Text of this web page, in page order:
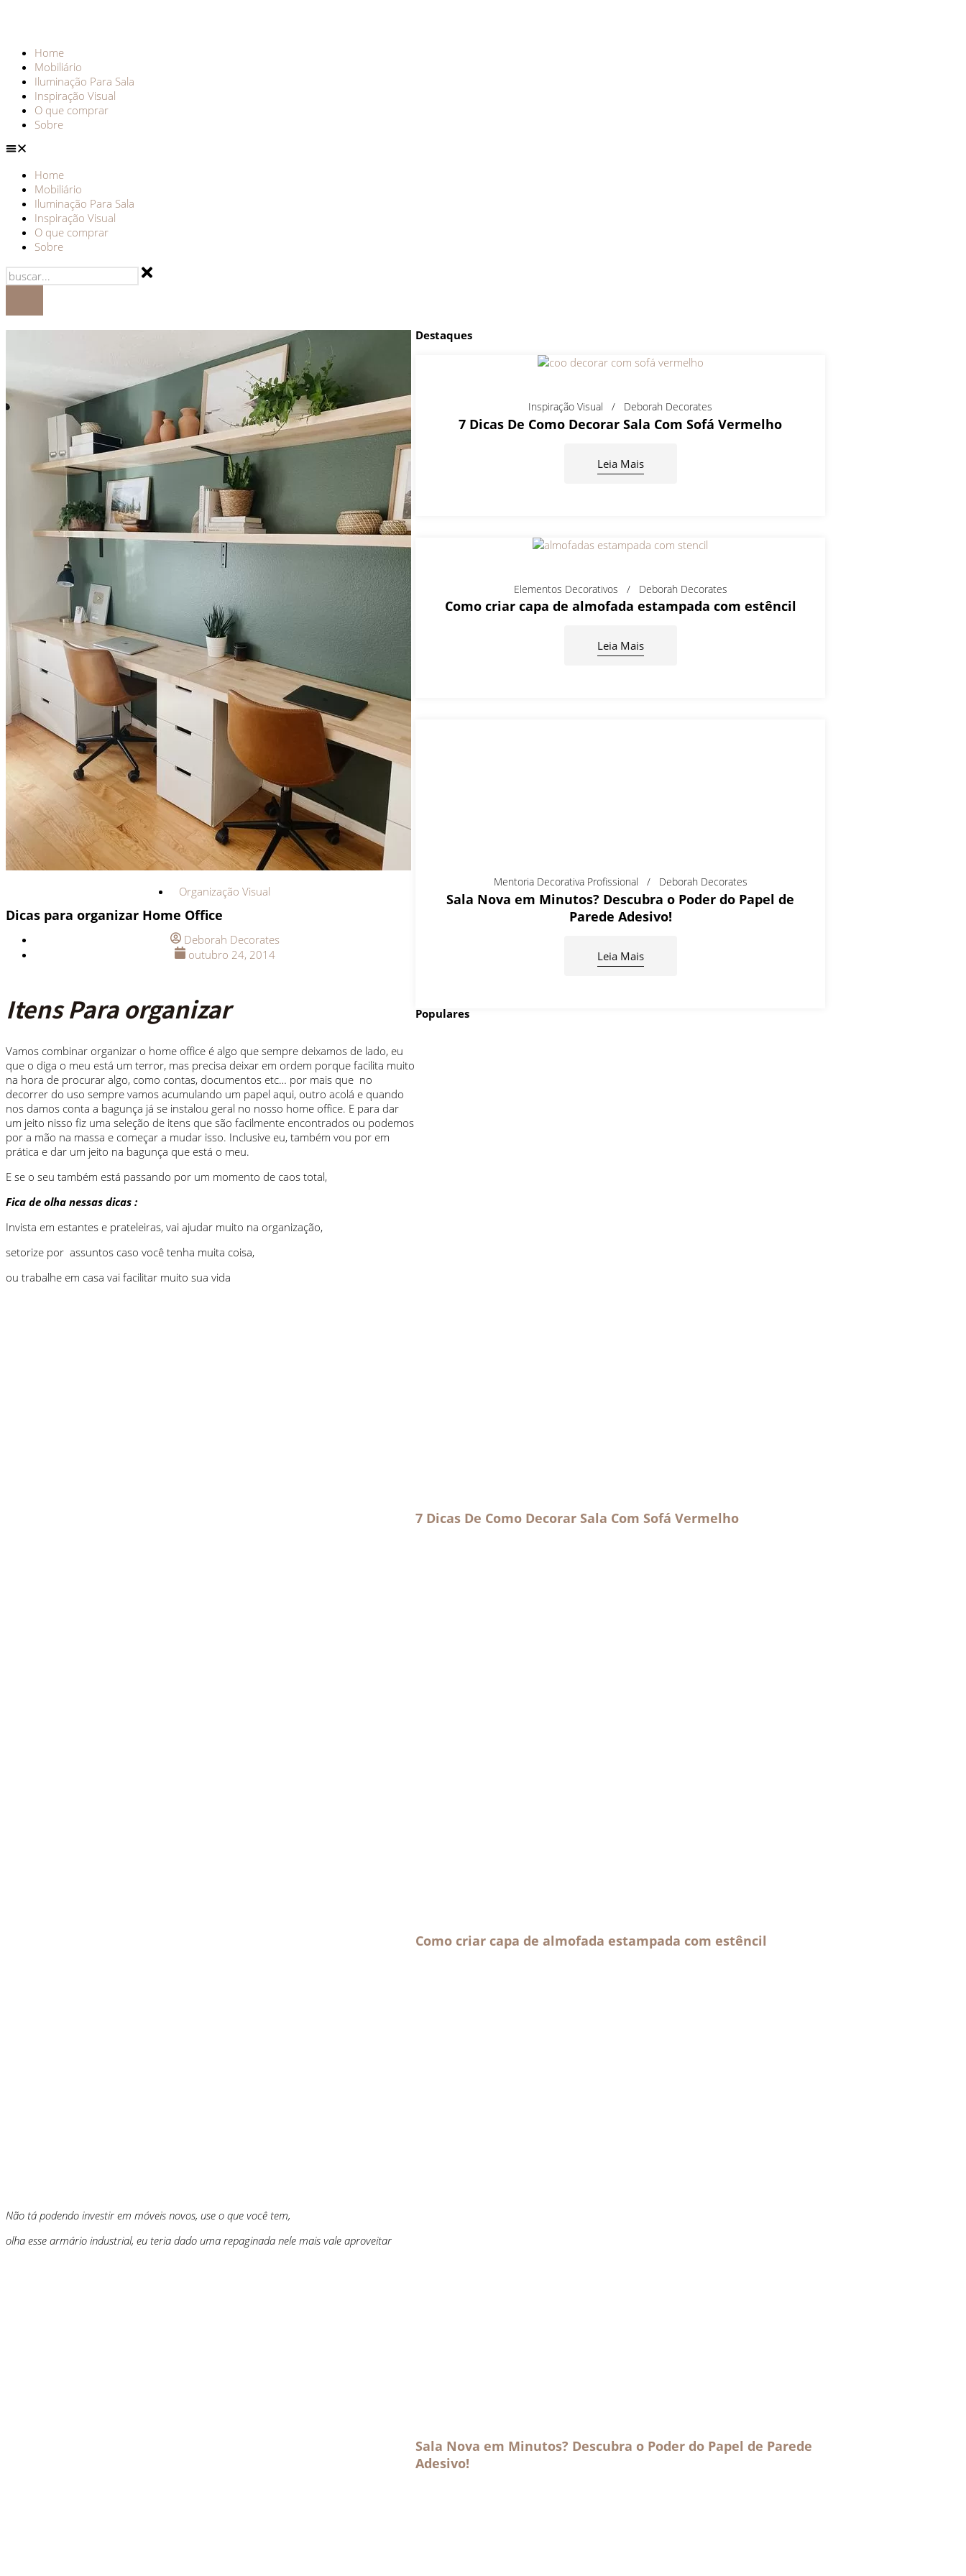
Home
Mobiliário
Iluminação Para Sala
Inspiração Visual
O que comprar
Sobre
Home
Mobiliário
Iluminação Para Sala
Inspiração Visual
O que comprar
Sobre
Organização Visual
Dicas para organizar Home Office
Deborah Decorates
outubro 24, 2014
Itens Para organizar
Vamos combinar organizar o home office é algo que sempre deixamos de lado, eu
que o diga o meu está um terror, mas precisa deixar em ordem porque facilita muito
na hora de procurar algo, como contas, documentos etc… por mais que no
decorrer do uso sempre vamos acumulando um papel aqui, outro acolá e quando
nos damos conta a bagunça já se instalou geral no nosso home office. E para dar
um jeito nisso fiz uma seleção de itens que são facilmente encontrados ou podemos
por a mão na massa e começar a mudar isso. Inclusive eu, também vou por em
prática e dar um jeito na bagunça que está o meu.
E se o seu também está passando por um momento de caos total,
Fica de olha nessas dicas :
Invista em estantes e prateleiras, vai ajudar muito na organização,
setorize por assuntos caso você tenha muita coisa,
ou trabalhe em casa vai facilitar muito sua vida
Não tá podendo investir em móveis novos, use o que você tem,
olha esse armário industrial, eu teria dado uma repaginada nele mais vale aproveitar
Destaques
Inspiração Visual Deborah Decorates
7 Dicas De Como Decorar Sala Com Sofá Vermelho
Leia Mais
Elementos Decorativos Deborah Decorates
Como criar capa de almofada estampada com estêncil
Leia Mais
Mentoria Decorativa Profissional Deborah Decorates
Sala Nova em Minutos? Descubra o Poder do Papel de
Parede Adesivo!
Leia Mais
Populares
7 Dicas De Como Decorar Sala Com Sofá Vermelho
Como criar capa de almofada estampada com estêncil
Sala Nova em Minutos? Descubra o Poder do Papel de Parede
Adesivo!